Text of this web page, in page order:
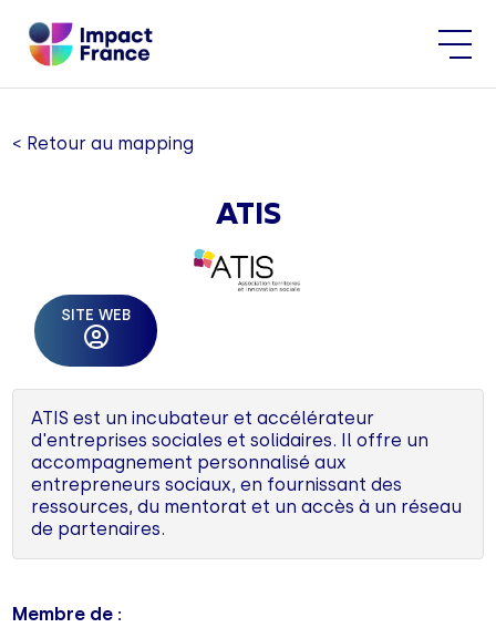
< Retour au mapping
ATIS
SITE WEB
ATIS est un incubateur et accélérateur
d'entreprises sociales et solidaires. Il offre un
accompagnement personnalisé aux
entrepreneurs sociaux, en fournissant des
ressources, du mentorat et un accès à un réseau
de partenaires.
Membre de :